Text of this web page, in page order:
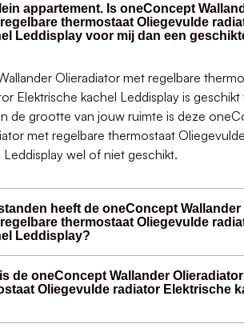
appartement. Is oneConcept
thermostaat Oliegevulde
Leddisplay voor mij dan een
Olieradiator met regelbare
Elektrische kachel Leddisplay is
de grootte van jouw ruimte is deze
met regelbare thermostaat
Leddisplay wel of niet geschikt.
heeft de oneConcept Wallander
thermostaat Oliegevulde
Leddisplay?
de oneConcept Wallander
Oliegevulde radiator Elektrische